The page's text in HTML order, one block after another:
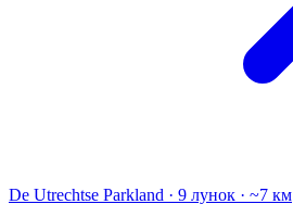
De Utrechtse Parkland · 9 лунок · ~7 км